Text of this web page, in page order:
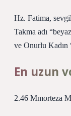
Hz. Fatima,
Takma adı
ve Onurlu Kadın
En uzun
2.46 Mmorteza